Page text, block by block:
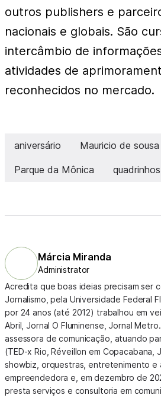
outros publishers e
nacionais e globais. São
intercâmbio de
atividades de
reconhecidos no mercado.
aniversário Mauricio de sousa
Parque da Mônica quadrinhos
Márcia Miranda
Administrator
Acredita que boas ideias precisam ser
Jornalismo, pela Universidade Federal
por 24 anos (até 2012) trabalhou em
Abril, Jornal O Fluminense, Jornal
assessora de comunicação, atuando
(TED-x Rio, Réveillon em Copacabana,
showbiz, orquestras, entretenimento e
empreendedora e, em dezembro de
presta serviços e consultoria em